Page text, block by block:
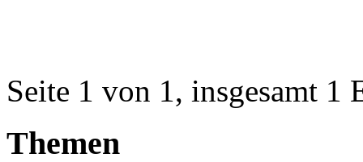
Seite 1 von 1, insgesamt 1
Themen